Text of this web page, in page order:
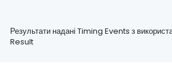
Результати надані Timing Events з
Result